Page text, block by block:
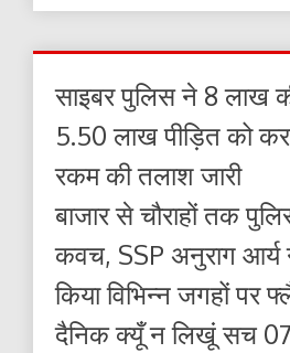
साइबर पुलिस ने 8 लाख
5.50 लाख पीड़ित को
रकम की तलाश जारी
बाजार से चौराहों तक
कवच, SSP अनुराग आर्य
किया विभिन्न जगहों पर
दैनिक क्यूँ न लिखूं सच